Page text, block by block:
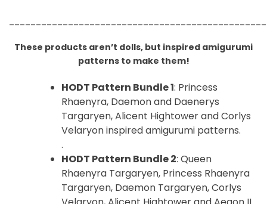
These products aren’t dolls, but inspired amigurumi
patterns to make them!
HODT Pattern Bundle 1: Princess
Rhaenyra, Daemon and Daenerys
Targaryen, Alicent Hightower and Corlys
Velaryon inspired amigurumi patterns.
.
HODT Pattern Bundle 2: Queen
Rhaenyra Targaryen, Princess Rhaenyra
Targaryen, Daemon Targaryen, Corlys